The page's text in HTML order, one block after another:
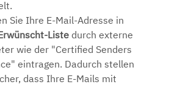
Sie Ihre E-Mail-Adresse in
Erwünscht-Liste durch externe
wie der "Certified Senders
eintragen. Dadurch stellen
dass Ihre E-Mails mit